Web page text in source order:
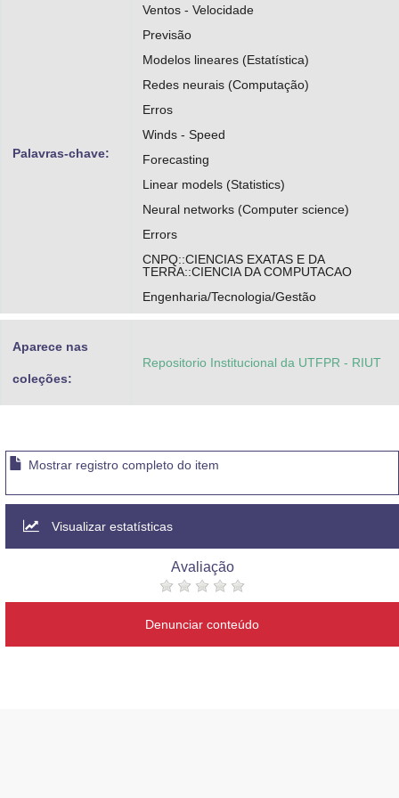
Palavras-chave:
Ventos - Velocidade
Previsão
Modelos lineares (Estatística)
Redes neurais (Computação)
Erros
Winds - Speed
Forecasting
Linear models (Statistics)
Neural networks (Computer science)
Errors
CNPQ::CIENCIAS EXATAS E DA
TERRA::CIENCIA DA COMPUTACAO
Engenharia/Tecnologia/Gestão
Aparece nas
coleções:
Repositorio Institucional da UTFPR - RIUT
Mostrar registro completo do item
Visualizar estatísticas
Avaliação
Denunciar conteúdo